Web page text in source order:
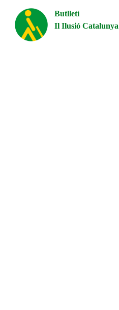
Butlletí
Il Ilusió Catalunya